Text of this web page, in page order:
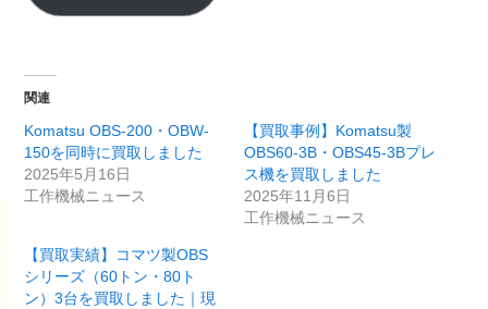
関連
Komatsu OBS-200・OBW-
150を同時に買取しました
2025年5月16日
工作機械ニュース
【買取事例】Komatsu製
OBS60-3B・OBS45-3Bプレ
ス機を買取しました
2025年11月6日
工作機械ニュース
【買取実績】コマツ製OBS
シリーズ（60トン・80ト
ン）3台を買取しました｜現